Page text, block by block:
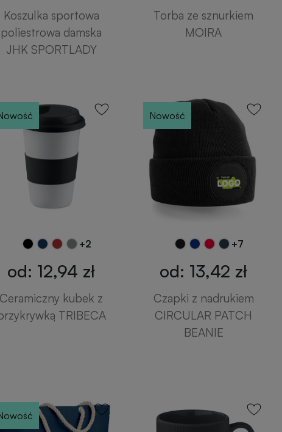
Koszulka sportowa
poliestrowa damska
JHK SPORTLADY
Torba ze sznurkiem
MOIRA
+2
od: 12,94 zł
Ceramiczny kubek z
TRIBECA
Nowość
+7
od: 13,42 zł
Czapki z nadrukiem
CIRCULAR PATCH
BEANIE